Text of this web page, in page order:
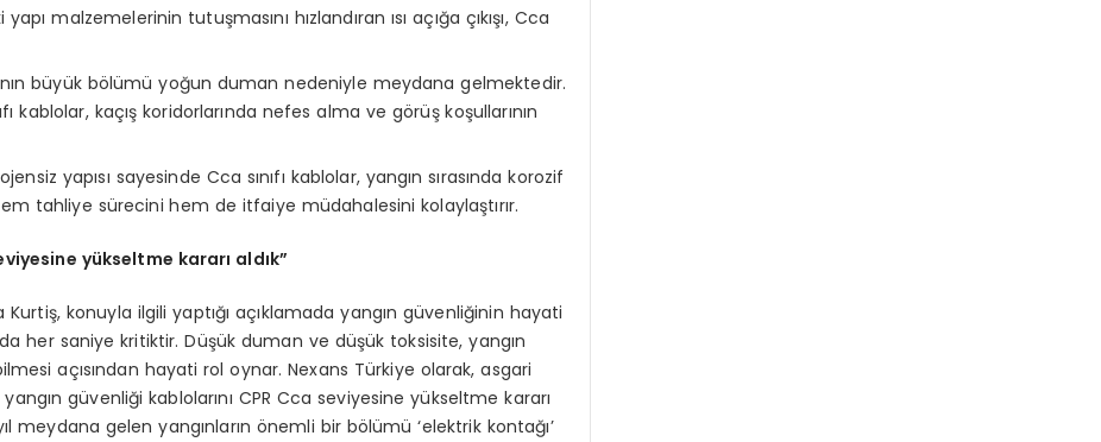
malzemelerinin tutuşmasını hızlandıran ısı açığa çıkışı, Cca
büyük bölümü yoğun duman nedeniyle meydana gelmektedir.
kablolar, kaçış koridorlarında nefes alma ve görüş koşullarının
yapısı sayesinde Cca sınıfı kablolar, yangın sırasında korozif
tahliye sürecini hem de itfaiye müdahalesini kolaylaştırır.
yükseltme kararı aldık”
konuyla ilgili yaptığı açıklamada yangın güvenliğinin hayati
her saniye kritiktir. Düşük duman ve düşük toksisite, yangın
açısından hayati rol oynar. Nexans Türkiye olarak, asgari
güvenliği kablolarını CPR Cca seviyesine yükseltme kararı
meydana gelen yangınların önemli bir bölümü ‘elektrik kontağı’